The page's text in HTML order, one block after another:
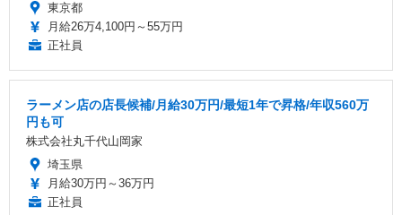
東京都
月給26万4,100円～55万円
正社員
ラーメン店の店長候補/月給30万円/最短1年で昇格/年収560万
円も可
株式会社丸千代山岡家
埼玉県
月給30万円～36万円
正社員